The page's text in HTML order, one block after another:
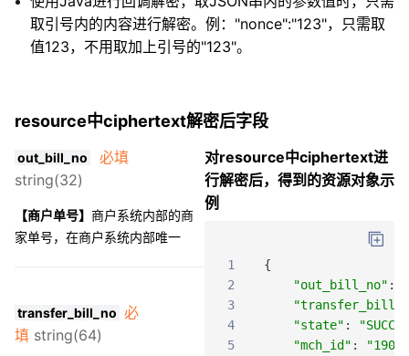
取引号内的内容进行解密。例："nonce":"123"，只需取
值123，不用取加上引号的"123"。
resource中ciphertext解密后字段
out_bill_no
必填
string(32)
【商户单号】 商户系统内部的商
家单号，在商户系统内部唯一
transfer_bill_no 必
填 string(64)
对resource中ciphertext进
行解密后，得到的资源对象示
例
1
{
2
"out_bill_no" :
3
4
"state" :
5
"mch_id" :